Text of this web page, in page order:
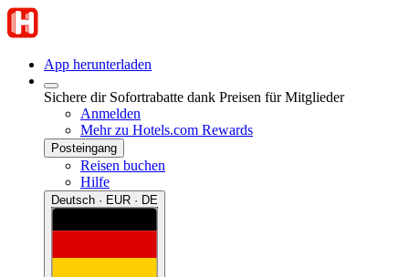
App herunterladen
Sichere dir Sofortrabatte dank Preisen für Mitglieder
Anmelden
Mehr zu Hotels.com Rewards
Posteingang
Reisen buchen
Hilfe
Deutsch · EUR · DE